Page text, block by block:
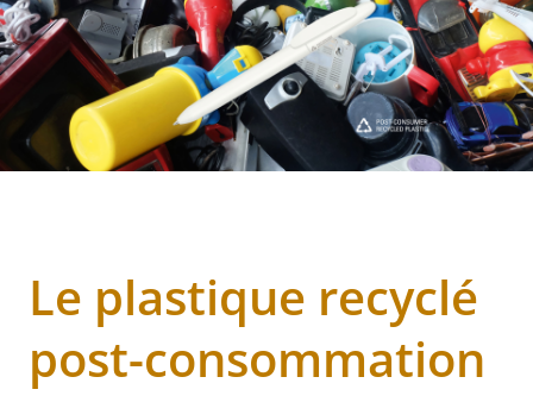
Le plastique recyclé
post-consommation